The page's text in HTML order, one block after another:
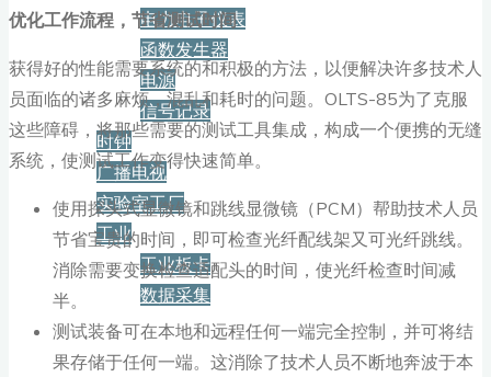
电力电子仪表
函数发生器
电源
信号记录
时钟
广播电视
实验室工厂
工业
工业板卡
数据采集
服务+保障
优化工作流程，节省测试时间
获得好的性能需要系统的和积极的方法，以便解决许多技术人
员面临的诸多麻烦，混乱和耗时的问题。OLTS-85为了克服
这些障碍，将那些需要的测试工具集成，构成一个便携的无缝
系统，使测试工作变得快速简单。
使用探头式显微镜和跳线显微镜（PCM）帮助技术人员
节省宝贵的时间，即可检查光纤配线架又可光纤跳线。
消除需要变换检查适配头的时间，使光纤检查时间减
半。
测试装备可在本地和远程任何一端完全控制，并可将结
果存储于任何一端。这消除了技术人员不断地奔波于本